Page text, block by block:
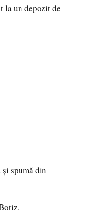
la un depozit de
spumă din